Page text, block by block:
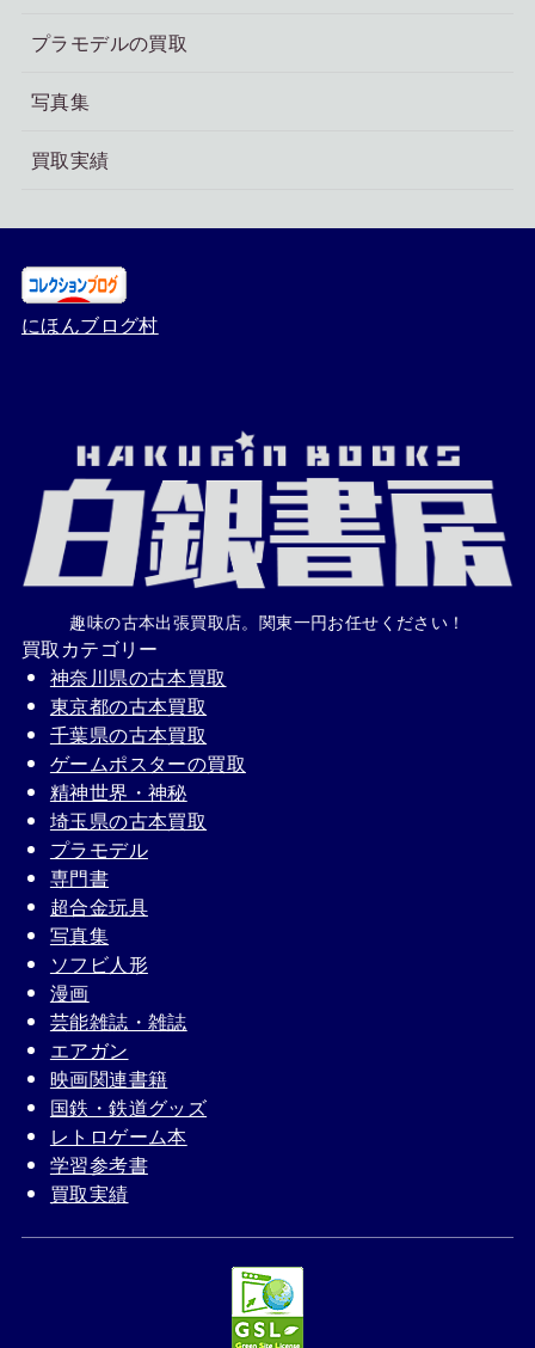
プラモデルの買取
写真集
買取実績
にほんブログ村
趣味の古本出張買取店。関東一円お任せください！
買取カテゴリー
神奈川県の古本買取
東京都の古本買取
千葉県の古本買取
ゲームポスターの買取
精神世界・神秘
埼玉県の古本買取
プラモデル
専門書
超合金玩具
写真集
ソフビ人形
漫画
芸能雑誌・雑誌
エアガン
映画関連書籍
国鉄・鉄道グッズ
レトロゲーム本
学習参考書
買取実績